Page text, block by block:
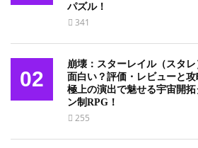
パズル！
341
02
崩壊：スターレイル（スタレ
面白い？評価・レビューと攻
極上の演出で魅せる宇宙開拓
ン制RPG！
255